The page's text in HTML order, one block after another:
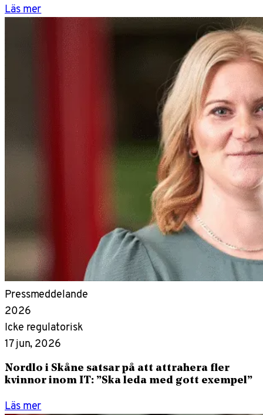
Läs mer
Pressmeddelande
2026
Icke regulatorisk
17 jun, 2026
Nordlo i Skåne satsar på att attrahera fler
kvinnor inom IT: ”Ska leda med gott exempel”
Läs mer